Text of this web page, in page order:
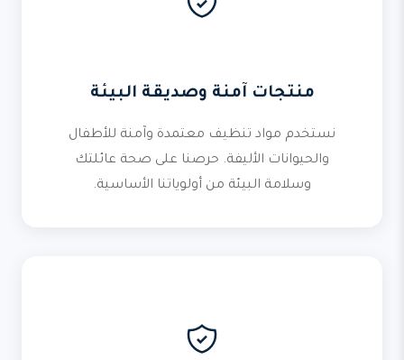
منتجات آمنة وصديقة البيئة
نستخدم مواد تنظيف معتمدة وآمنة للأطفال
والحيوانات الأليفة. حرصنا على صحة عائلتك
وسلامة البيئة من أولوياتنا الأساسية.